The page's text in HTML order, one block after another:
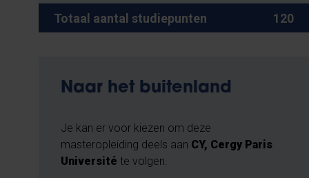
Totaal aantal studiepunten 120
Naar het buitenland
Je kan er voor kiezen om deze
masteropleiding deels aan CY, Cergy Paris
Université te volgen.